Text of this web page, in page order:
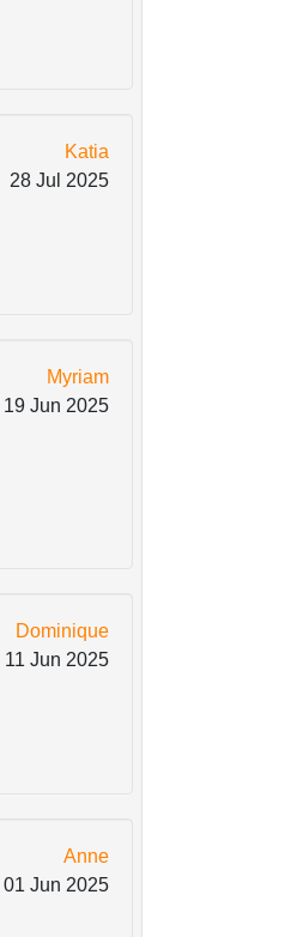
Katia
28 Jul 2025
Myriam
19 Jun 2025
Dominique
11 Jun 2025
Anne
01 Jun 2025